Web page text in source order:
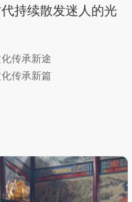
持续散发迷人的光
传承新途
传承新篇